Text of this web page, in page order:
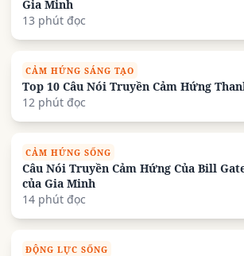
Gia Minh
13 phút đọc
CẢM HỨNG SÁNG TẠO
Top 10 Câu Nói Truyền Cảm Hứng
12 phút đọc
CẢM HỨNG SỐNG
Câu Nói Truyền Cảm Hứng Của Bill
của Gia Minh
14 phút đọc
ĐỘNG LỰC SỐNG